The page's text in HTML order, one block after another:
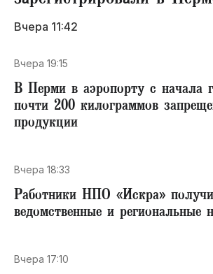
Вчера 11:42
Вчера 19:15
В Перми в аэропорту с начала
почти 200 килограммов
продукции
Вчера 18:33
Работники НПО «Искра»
ведомственные и региональные
Вчера 17:10